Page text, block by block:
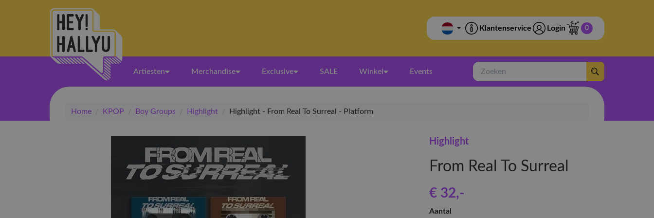
Klantenservice Login 0
Artiesten Merchandise Exclusive SALE Winkel Events
Zoeken
Home / KPOP / Boy Groups / Highlight / Highlight - From Real To Surreal - Platform
Highlight
From Real To Surreal
€ 32,-
Aantal